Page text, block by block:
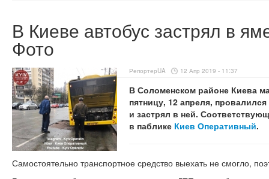
В Киеве автобус застрял в
Фото
РепортерUA 12 Апр 2019 - 11:37
В Соломенском районе Киева
пятницу, 12 апреля,
и застрял в ней.
в паблике Киев Оперативный.
Самостоятельно транспортное средство выехать не смогло,